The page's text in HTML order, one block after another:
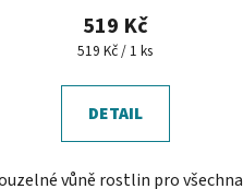
519 Kč
Měrná
519 Kč / 1 ks
DETAIL
vůně rostlin pro všechna